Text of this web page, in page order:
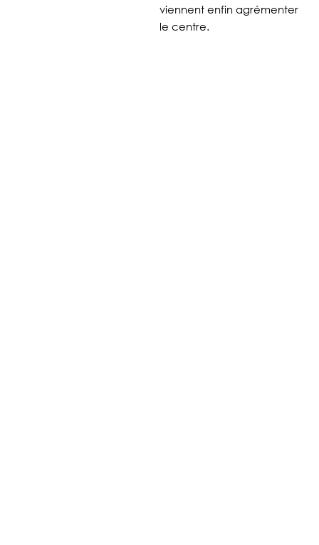
viennent enfin agrémenter
le centre.